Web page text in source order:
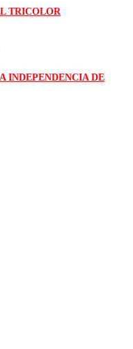
TRICOLOR
INDEPENDENCIA DE